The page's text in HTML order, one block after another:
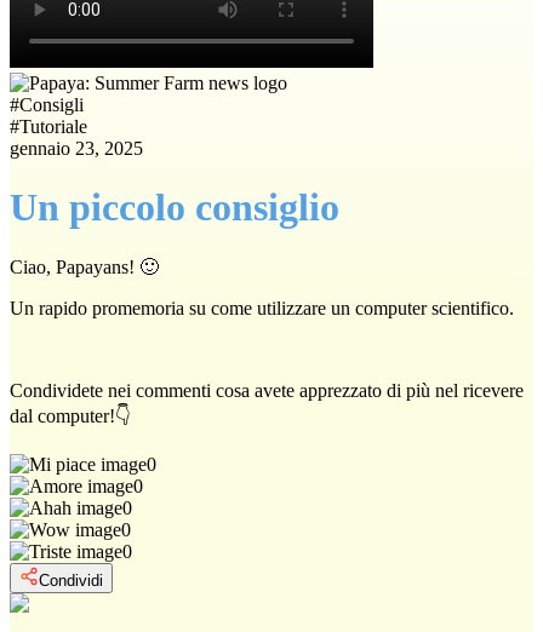
#Consigli
#Tutoriale
gennaio 23, 2025
Un piccolo consiglio
Ciao, Papayans! 🙂
Un rapido promemoria su come utilizzare un computer scientifico.
Condividete nei commenti cosa avete apprezzato di più nel ricevere
dal computer!👇
0
0
0
0
0
Condividi